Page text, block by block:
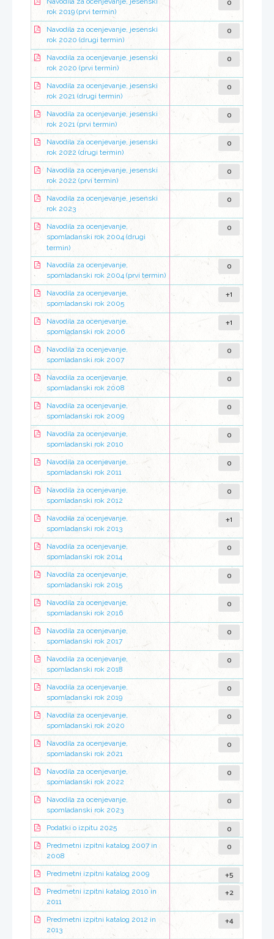
rok 2019 (prvi termin)
0
Navodila za ocenjevanje, jesenski
rok 2020 (drugi termin)
0
Navodila za ocenjevanje, jesenski
rok 2020 (prvi termin)
0
Navodila za ocenjevanje, jesenski
rok 2021 (drugi termin)
0
Navodila za ocenjevanje, jesenski
rok 2021 (prvi termin)
0
Navodila za ocenjevanje, jesenski
rok 2022 (drugi termin)
0
Navodila za ocenjevanje, jesenski
rok 2022 (prvi termin)
0
Navodila za ocenjevanje, jesenski
rok 2023
0
Navodila za ocenjevanje,
spomladanski rok 2004 (drugi
termin)
0
Navodila za ocenjevanje,
spomladanski rok 2004 (prvi termin)
0
Navodila za ocenjevanje,
spomladanski rok 2005
+1
Navodila za ocenjevanje,
spomladanski rok 2006
+1
Navodila za ocenjevanje,
spomladanski rok 2007
0
Navodila za ocenjevanje,
spomladanski rok 2008
0
Navodila za ocenjevanje,
spomladanski rok 2009
0
Navodila za ocenjevanje,
spomladanski rok 2010
0
Navodila za ocenjevanje,
spomladanski rok 2011
0
Navodila za ocenjevanje,
spomladanski rok 2012
0
Navodila za ocenjevanje,
spomladanski rok 2013
+1
Navodila za ocenjevanje,
spomladanski rok 2014
0
Navodila za ocenjevanje,
spomladanski rok 2015
0
Navodila za ocenjevanje,
spomladanski rok 2016
0
Navodila za ocenjevanje,
spomladanski rok 2017
0
Navodila za ocenjevanje,
spomladanski rok 2018
0
Navodila za ocenjevanje,
spomladanski rok 2019
0
Navodila za ocenjevanje,
spomladanski rok 2020
0
Navodila za ocenjevanje,
spomladanski rok 2021
0
Navodila za ocenjevanje,
spomladanski rok 2022
0
Navodila za ocenjevanje,
spomladanski rok 2023
0
Podatki o izpitu 2025 0
Predmetni izpitni katalog 2007 in
2008
0
Predmetni izpitni katalog 2009 +5
Predmetni izpitni katalog 2010 in
2011
+2
Predmetni izpitni katalog 2012 in
2013
+4